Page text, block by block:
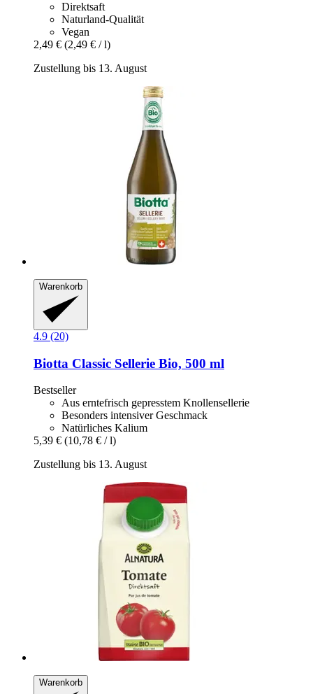
Direktsaft
Naturland-Qualität
Vegan
2,49 € (2,49 € / l)
Zustellung bis 13. August
Warenkorb
4.9 (20)
Biotta Classic Sellerie Bio, 500 ml
Bestseller
Aus erntefrisch gepresstem Knollensellerie
Besonders intensiver Geschmack
Natürliches Kalium
5,39 € (10,78 € / l)
Zustellung bis 13. August
Warenkorb